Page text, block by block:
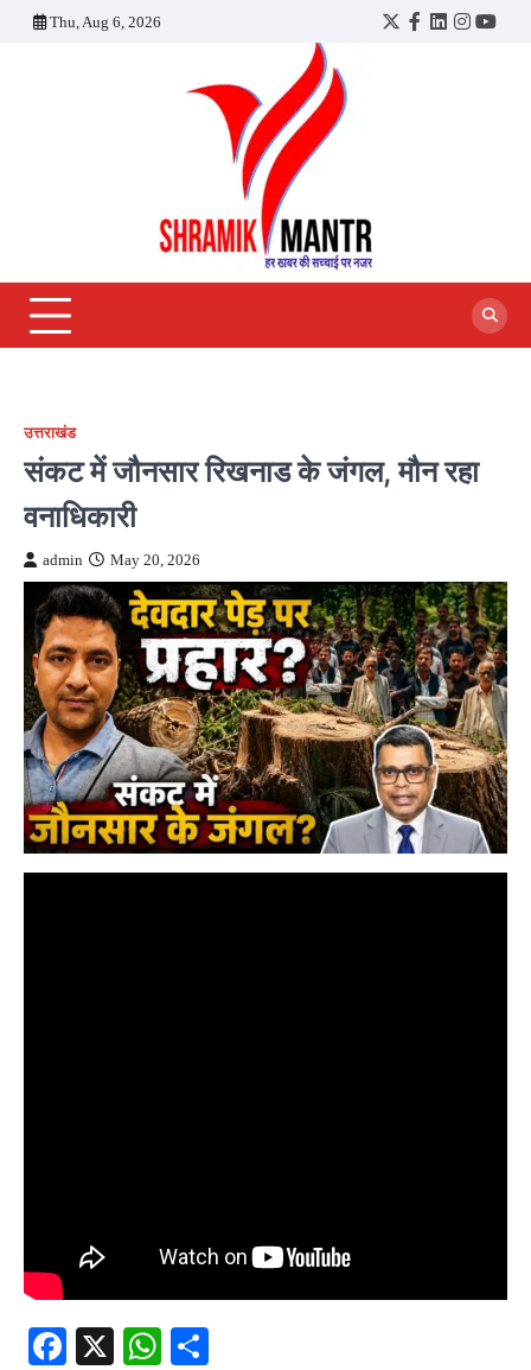
Thu, Aug 6, 2026
Twitter
Facebook
LinkedIn
उत्तराखंड
संकट में जौनसार रिखनाड के जंगल, मौन रहा
वनाधिकारी
admin May 20, 2026
Facebook
X WhatsApp